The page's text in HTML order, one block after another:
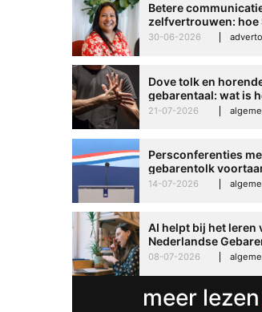
Betere
zelfvertrouwen: hoe
Imelda helpt om te
30-06-2026
Dove tolk en
gebarentaal: wat is
21-07-2026
Persconferenties
gebarentolk
Extra
14-07-2026
AI helpt bij het leren
Nederlandse
08-07-2026
meer lezen